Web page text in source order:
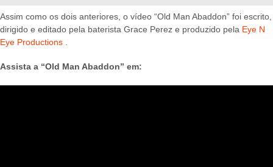
Assim como os dois anteriores, o vídeo “Old Man Abaddon” foi escrito,
dirigido e editado pela baterista Grace Perez e produzido pela Eye N
Eye Productions .
Assista a “Old Man Abaddon” em: